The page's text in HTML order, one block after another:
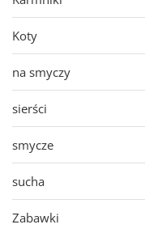
Koty
na smyczy
sierści
smycze
sucha
Zabawki